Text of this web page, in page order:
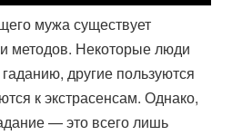
мужа существует
методов. Некоторые люди
другие пользуются
к экстрасенсам. Однако,
— это всего лишь